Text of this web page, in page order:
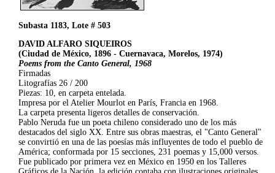
Subasta 1183, Lote # 503
DAVID ALFARO SIQUEIROS
(Ciudad de México, 1896 - Cuernavaca, Morelos, 1974)
Poems from the Canto General, 1968
Firmadas
Litografías 26 / 200
Piezas: 10, en carpeta entelada.
Impresa por el Atelier Mourlot en París, Francia en 1968.
La carpeta presenta ligeros detalles de conservación.
Pablo Neruda fue un poeta chileno considerado uno de los más
destacados del siglo XX. Entre sus obras maestras, el "Canto General"
se convirtió en una de las poesías más influyentes de todo el pueblo de
América; conformada por 15 secciones, 231 poemas y 15,000 versos.
Fue publicado por primera vez en México en 1950 en los Talleres